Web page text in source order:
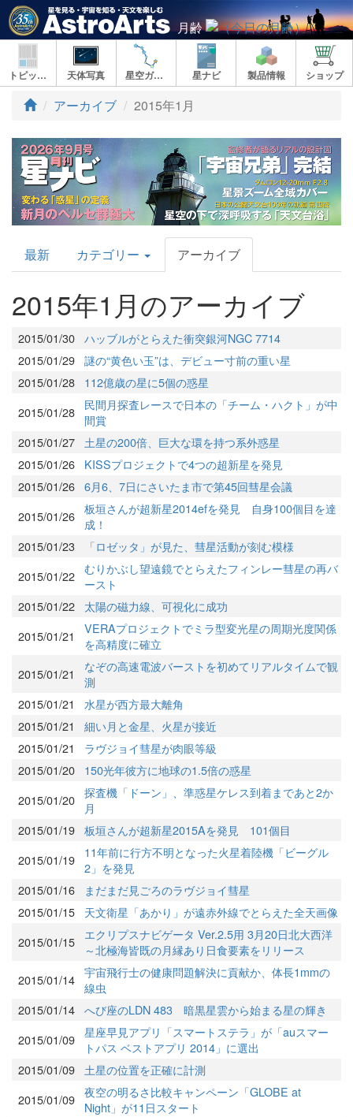
月齢
トピックス 天体写真 星空ガイド 星ナビ 製品情報 ショップ
アーカイブ 2015年1月
AstroArts
Topics
最新 カテゴリー アーカイブ
2015年1月のアーカイブ
2015/01/30 ハッブルがとらえた衝突銀河NGC 7714
2015/01/29 謎の“黄色い玉”は、デビュー寸前の重い星
2015/01/28
112億歳の星に5個の惑星
2015/01/28
民間月探査レースで日本の「チーム・ハクト」が中
間賞
2015/01/27 土星の200倍、巨大な環を持つ系外惑星
2015/01/26
KISSプロジェクトで4つの超新星を発見
2015/01/26 6月6、7日にさいたま市で第45回彗星会議
2015/01/26 板垣さんが超新星2014efを発見 自身100個目を達
成！
2015/01/23
「ロゼッタ」が見た、彗星活動が刻む模様
2015/01/22 むりかぶし望遠鏡でとらえたフィンレー彗星の再バ
ースト
2015/01/22
太陽の磁力線、可視化に成功
2015/01/21
VERAプロジェクトでミラ型変光星の周期光度関係
を高精度に確立
2015/01/21
なぞの高速電波バーストを初めてリアルタイムで観
測
2015/01/21
水星が西方最大離角
2015/01/21
細い月と金星、火星が接近
2015/01/21
ラヴジョイ彗星が肉眼等級
2015/01/20
150光年彼方に地球の1.5倍の惑星
2015/01/20 探査機「ドーン」、準惑星ケレス到着まであと2か
月
2015/01/19 板垣さんが超新星2015Aを発見 101個目
2015/01/19
11年前に行方不明となった火星着陸機「ビーグル
2」を発見
2015/01/16
まだまだ見ごろのラヴジョイ彗星
2015/01/15
天文衛星「あかり」が遠赤外線でとらえた全天画像
2015/01/15
エクリプスナビゲータ Ver.2.5用 3月20日北大西洋
～北極海皆既の月縁あり日食要素をリリース
2015/01/14 宇宙飛行士の健康問題解決に貢献か、体長1mmの
線虫
2015/01/14 へび座のLDN 483 暗黒星雲から始まる星の輝き
2015/01/09 星座早見アプリ「スマートステラ」が「auスマー
トパス ベストアプリ 2014」に選出
2015/01/09 土星の位置を正確に計測
2015/01/09 夜空の明るさ比較キャンペーン「GLOBE at
Night」が11日スタート